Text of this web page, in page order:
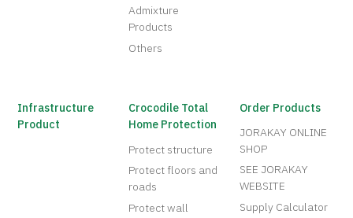
Admixture
Products
Others
Infrastructure
Product
Crocodile Total
Home Protection
Protect structure
Protect floors and
roads
Protect wall
Order Products
JORAKAY ONLINE
SHOP
SEE JORAKAY
WEBSITE
Supply Calculator